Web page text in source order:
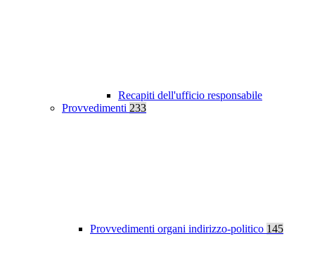
Recapiti dell'ufficio responsabile
Provvedimenti 233
Provvedimenti organi indirizzo-politico 145